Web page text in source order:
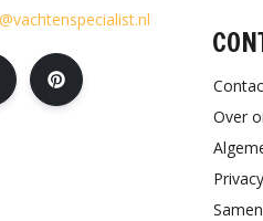
Over